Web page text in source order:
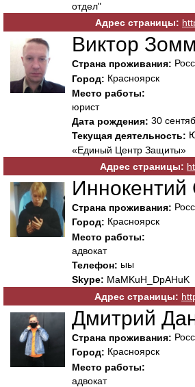
отдел"
Адрес страницы:
Виктор
Страна проживания:
Город: Красноярск
Место работы:
юрист
Дата рождения: 30
Текущая деятельность:
«Единый Центр Защиты»
Адрес страницы:
Иннокентий
Страна проживания:
Город: Красноярск
Место работы:
адвокат
Телефон: ыы
Skype: MaMKuH_DpAHuK
Адрес страницы:
Дмитрий
Страна проживания:
Город: Красноярск
Место работы:
адвокат